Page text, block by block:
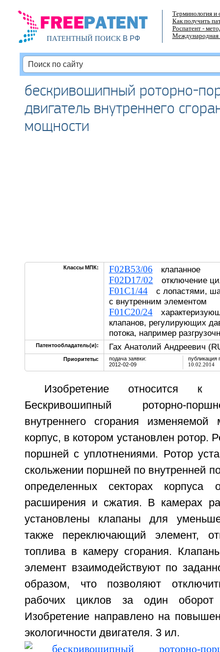
ПАТЕНТНЫЙ ПОИСКВ РФ
Терминология и
Как получить
Роспатент -
Международная
бескривошипный роторно-
двигатель внутреннего
мощности
Классы МПК: F02B53/06 клапанное
F02D17/02 отключение
F01C1/44с лопастями,
с внутренним элементом
F01C20/24
клапанов, регулирующих
потока, например
Патентообладатель(и): Гах Анатолий Андреевич
Приоритеты:
подача заявки:
2012-02-09
публикация
10.02.2014
Изобретение относится к
Бескривошипный роторно-
внутреннего сгорания изменяемой
корпус, в котором установлен ротор.
поршней с уплотнениями. Ротор
скольжении поршней по внутренней
определенных секторах корпуса
расширения и сжатия. В камерах
установлены клапаны для
также переключающий элемент,
топлива в камеру сгорания.
элемент взаимодействуют по
образом, что позволяют
рабочих циклов за один оборот
Изобретение направлено на
экологичности двигателя. 3 ил.